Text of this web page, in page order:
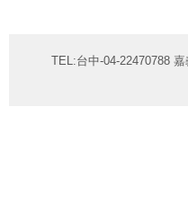
TEL:台中-04-22470788